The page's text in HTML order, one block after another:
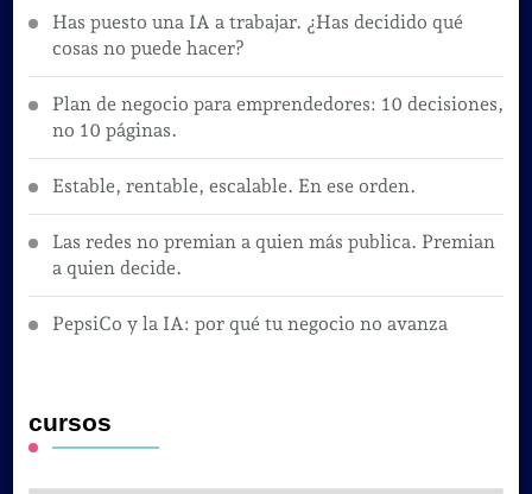
Has puesto una IA a trabajar. ¿Has decidido qué
cosas no puede hacer?
Plan de negocio para emprendedores: 10 decisiones,
no 10 páginas.
Estable, rentable, escalable. En ese orden.
Las redes no premian a quien más publica. Premian
a quien decide.
PepsiCo y la IA: por qué tu negocio no avanza
cursos